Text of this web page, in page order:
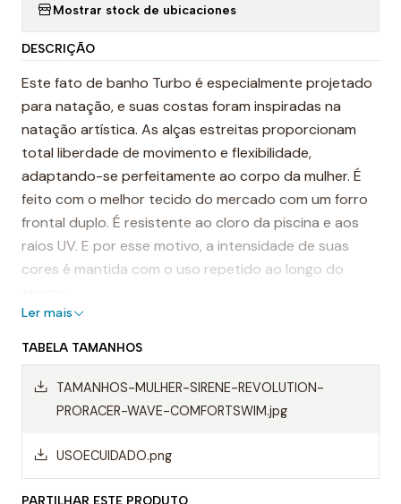
Mostrar stock de ubicaciones
DESCRIÇÃO
Este fato de banho Turbo é especialmente projetado
para natação, e suas costas foram inspiradas na
natação artística. As alças estreitas proporcionam
total liberdade de movimento e flexibilidade,
adaptando-se perfeitamente ao corpo da mulher. É
feito com o melhor tecido do mercado com um forro
frontal duplo. É resistente ao cloro da piscina e aos
raios UV. E por esse motivo, a intensidade de suas
cores é mantida com o uso repetido ao longo do
resistentes do mundo.
Destaques:
Ler mais
TABELA TAMANHOS
TAMANHOS-MULHER-SIRENE-REVOLUTION-
PRORACER-WAVE-COMFORTSWIM.jpg
USOECUIDADO.png
PARTILHAR ESTE PRODUTO